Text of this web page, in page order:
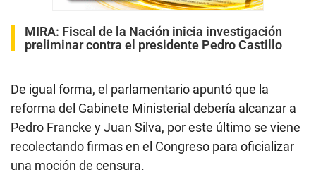
MIRA: Fiscal de la Nación inicia investigación
preliminar contra el presidente Pedro Castillo
De igual forma, el parlamentario apuntó que la
reforma del Gabinete Ministerial debería alcanzar a
Pedro Francke y Juan Silva, por este último se viene
recolectando firmas en el Congreso para oficializar
una moción de censura.